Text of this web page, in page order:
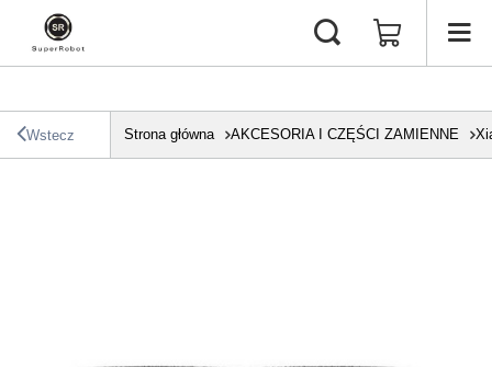
Wstecz Strona główna AKCESORIA I CZĘŚCI ZAMIENNE